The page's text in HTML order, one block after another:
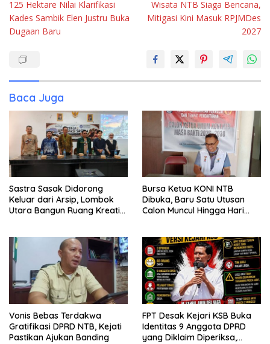
125 Hektare Nilai Klarifikasi
Kades Sambik Elen Justru Buka
Dugaan Baru
Wisata NTB Siaga Bencana,
Mitigasi Kini Masuk RPJMDes
2027
Baca Juga
Sastra Sasak Didorong
Keluar dari Arsip, Lombok
Utara Bangun Ruang Kreatif
Bursa Ketua KONI NTB
Dibuka, Baru Satu Utusan
Calon Muncul Hingga Hari
Vonis Bebas Terdakwa
Gratifikasi DPRD NTB, Kejati
Pastikan Ajukan Banding
FPT Desak Kejari KSB Buka
Identitas 9 Anggota DPRD
yang Diklaim Diperiksa,